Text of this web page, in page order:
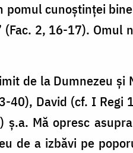
pomul cunoștinței
(Fac. 2, 16-17).
de la Dumnezeu și
40), David (cf. I
Mă opresc
de a izbăvi pe